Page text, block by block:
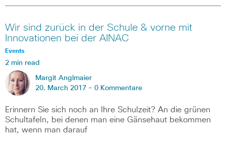
Wir sind zurück in der Schule & vorne mit
Innovationen bei der AINAC
Events
2 min read
Margit Anglmaier
20. March 2017 - 0 Kommentare
Erinnern Sie sich noch an Ihre Schulzeit? An die grünen
Schultafeln, bei denen man eine Gänsehaut bekommen
hat, wenn man darauf